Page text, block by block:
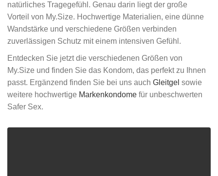
natürliches Tragegefühl. Genau darin liegt der große
Vorteil von My.Size. Hochwertige Materialien, eine dünne
Wandstärke und verschiedene Größen verbinden
zuverlässigen Schutz mit einem intensiven Gefühl.
Entdecken Sie jetzt die verschiedenen Größen von
My.Size und finden Sie das Kondom, das perfekt zu Ihnen
passt. Ergänzend finden Sie bei uns auch Gleitgel sowie
weitere hochwertige Markenkondome für unbeschwerten
Safer Sex.